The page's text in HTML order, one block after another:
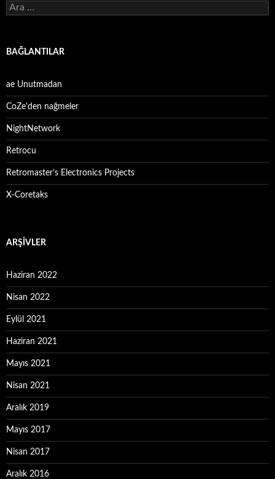
Arama:
BAĞLANTILAR
ae Unutmadan
CoZe'den nağmeler
NightNetwork
Retrocu
Retromaster’s Electronics Projects
X-Coretaks
ARŞIVLER
Haziran 2022
Nisan 2022
Eylül 2021
Haziran 2021
Mayıs 2021
Nisan 2021
Aralık 2019
Mayıs 2017
Nisan 2017
Aralık 2016